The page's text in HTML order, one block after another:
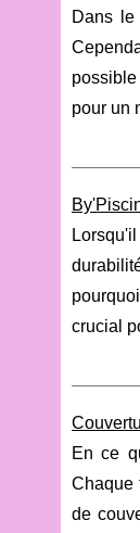
Dans
pour un
crucial
En ce
Chaque
de